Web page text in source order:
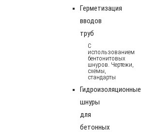
Герметизация
вводов
труб
С
использованием
бентонитовых
шнуров. Чертежи,
схемы,
стандарты
Гидроизоляционные
шнуры
для
бетонных